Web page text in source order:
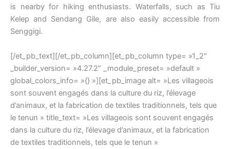
is nearby for hiking enthusiasts. Waterfalls, such as Tiu
Kelep and Sendang Gile, are also easily accessible from
Senggigi.
[/et_pb_text][/et_pb_column][et_pb_column type= »1_2″
_builder_version= »4.27.2″ _module_preset= »default »
global_colors_info= »{} »][et_pb_image alt= »Les villageois
sont souvent engagés dans la culture du riz, l’élevage
d’animaux, et la fabrication de textiles traditionnels, tels que
le tenun » title_text= »Les villageois sont souvent engagés
dans la culture du riz, l’élevage d’animaux, et la fabrication
de textiles traditionnels, tels que le tenun »